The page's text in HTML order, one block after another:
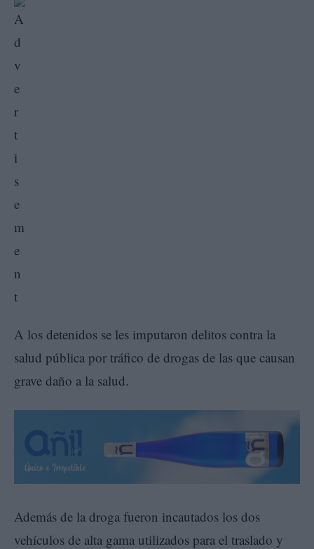
A los detenidos se les imputaron delitos contra la
salud pública por tráfico de drogas de las que causan
grave daño a la salud.
Además de la droga fueron incautados los dos
vehículos de alta gama utilizados para el traslado y